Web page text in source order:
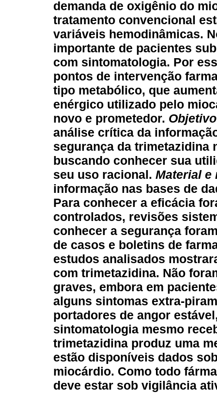
demanda de oxigênio do
tratamento convencional
variáveis hemodinâmicas.
importante de pacientes
com sintomatologia. Por
pontos de intervenção
tipo metabólico, que
enérgico utilizado pelo
novo e prometedor.
análise crítica da
segurança da trimetazidina
buscando conhecer sua
seu uso racional. Material e
informação nas bases de
Para conhecer a eficácia
controlados, revisões
conhecer a segurança
de casos e boletins de
estudos analisados
com trimetazidina. Não
graves, embora em
alguns sintomas extra-
portadores de angor
sintomatologia mesmo
trimetazidina produz uma
estão disponíveis dados
miocárdio. Como todo
deve estar sob vigilância